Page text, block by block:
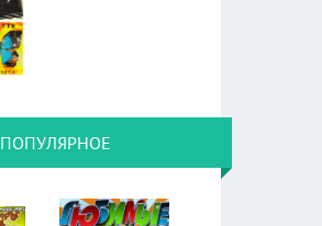
ПОПУЛЯРНОЕ